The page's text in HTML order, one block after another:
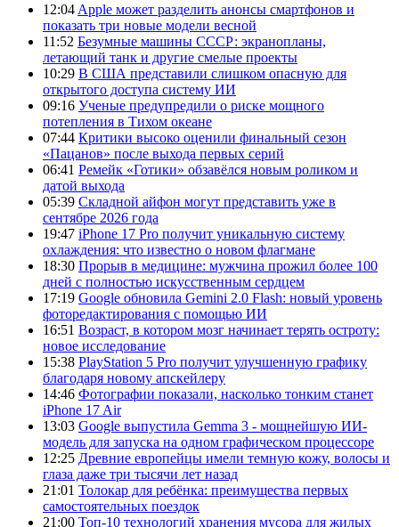
12:04 Apple может разделить анонсы смартфонов и
показать три новые модели весной
11:52 Безумные машины СССР: экранопланы,
летающий танк и другие смелые проекты
10:29 В США представили слишком опасную для
открытого доступа систему ИИ
09:16 Ученые предупредили о риске мощного
потепления в Тихом океане
07:44 Критики высоко оценили финальный сезон
«Пацанов» после выхода первых серий
06:41 Ремейк «Готики» обзавёлся новым роликом и
датой выхода
05:39 Складной айфон могут представить уже в
сентябре 2026 года
19:47 iPhone 17 Pro получит уникальную систему
охлаждения: что известно о новом флагмане
18:30 Прорыв в медицине: мужчина прожил более 100
дней с полностью искусственным сердцем
17:19 Google обновила Gemini 2.0 Flash: новый уровень
фоторедактирования с помощью ИИ
16:51 Возраст, в котором мозг начинает терять остроту:
новое исследование
15:38 PlayStation 5 Pro получит улучшенную графику
благодаря новому апскейлеру
14:46 Фотографии показали, насколько тонким станет
iPhone 17 Air
13:03 Google выпустила Gemma 3 - мощнейшую ИИ-
модель для запуска на одном графическом процессоре
12:25 Древние европейцы имели темную кожу, волосы и
глаза даже три тысячи лет назад
21:01 Толокар для ребёнка: преимущества первых
самостоятельных поездок
21:00 Топ-10 технологий хранения мусора для жилых